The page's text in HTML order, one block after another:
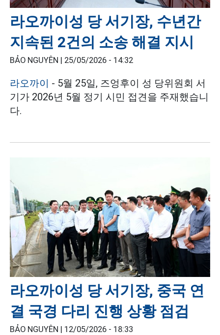
라오까이성 당 서기장, 수년간
지속된 2건의 소송 해결 지시
BẢO NGUYÊN | 25/05/2026 - 14:32
라오까이 - 5월 25일, 즈엉후이 성 당위원회 서
기가 2026년 5월 정기 시민 접견을 주재했습니
다.
라오까이성 당 서기장, 중국 연
결 국경 다리 진행 상황 점검
BẢO NGUYÊN | 12/05/2026 - 18:33